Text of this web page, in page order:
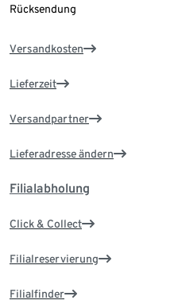
Rücksendung
Versandkosten
Lieferzeit
Versandpartner
Lieferadresse ändern
Filialabholung
Click & Collect
Filialreservierung
Filialfinder